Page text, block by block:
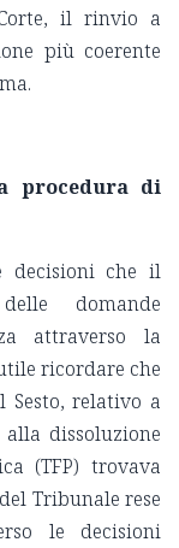
il rinvio a
più coerente
procedura di
che il
domande
attraverso la
ricordare che
relativo a
dissoluzione
(TFP) trovava
Tribunale rese
le decisioni